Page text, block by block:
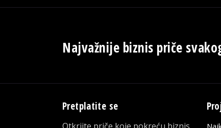
Najvažnije biznis priče
Pretplatite se
Otkrijte priče koje pokreću biznis